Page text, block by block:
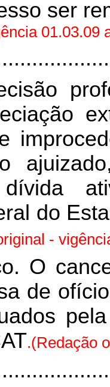
ser
01.03.09
do
-
O
de
.(Redação